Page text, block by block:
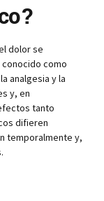
dolor se
como
analgesia y la
y, en
tanto
difieren
temporalmente y,